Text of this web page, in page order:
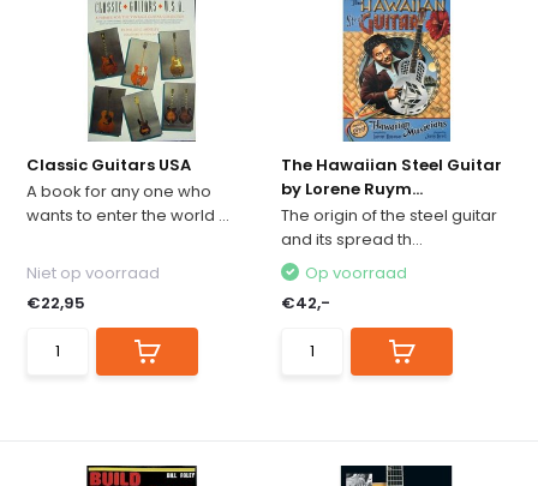
Classic Guitars USA
A book for any one who
wants to enter the world ...
Niet op voorraad
€22,95
The Hawaiian Steel Guitar
by Lorene Ruym...
The origin of the steel guitar
and its spread th...
Op voorraad
€42,-